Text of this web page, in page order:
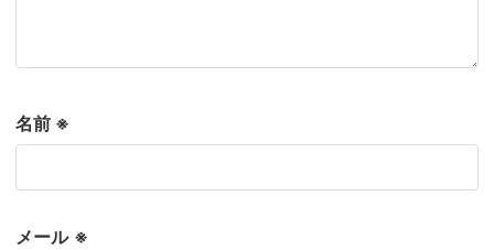
名前 ※
メール ※